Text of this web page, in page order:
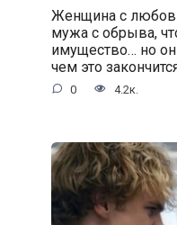
Женщина с
мужа с обрыва,
имущество… но
чем это
0 4.2к.